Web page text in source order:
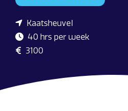
Kaatsheuvel
40 hrs per week
3100